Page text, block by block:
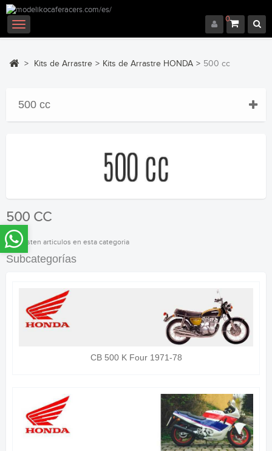
0
Navegación
Toggle
> Kits de Arrastre > Kits de Arrastre HONDA > 500 cc
500 cc
500 CC
No existen articulos en esta categoria
Subcategorías
CB 500 K Four 1971-78